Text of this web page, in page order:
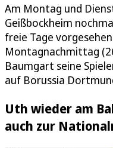
Am Montag und
Geißbockheim
freie Tage
Montagnachmittag
Baumgart seine
auf Borussia
Uth wieder am
auch zur